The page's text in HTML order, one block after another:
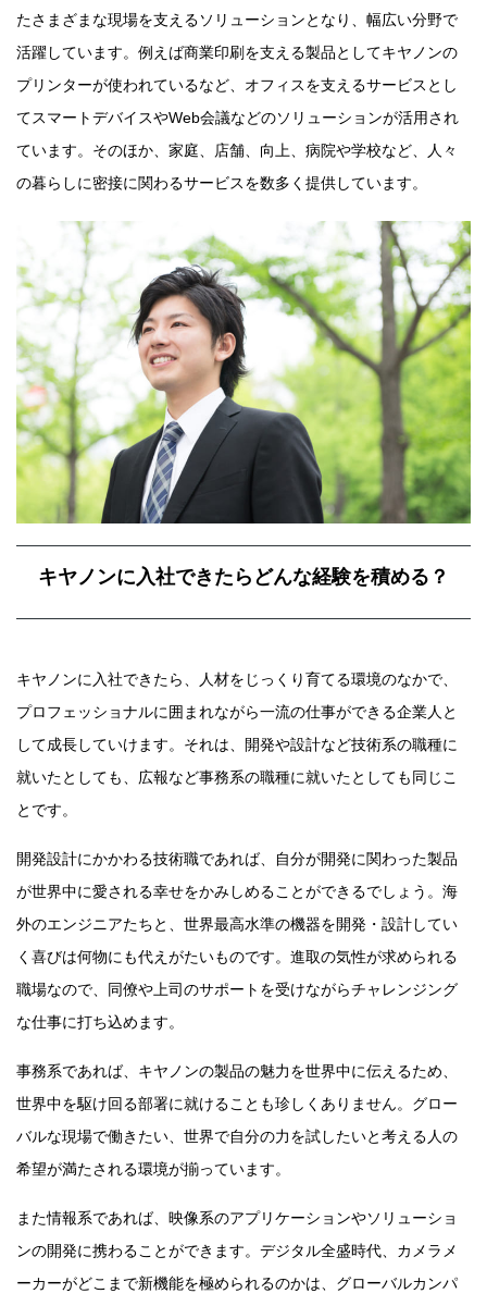
たさまざまな現場を支えるソリューションとなり、幅広い分野で
活躍しています。例えば商業印刷を支える製品としてキヤノンの
プリンターが使われているなど、オフィスを支えるサービスとし
てスマートデバイスやWeb会議などのソリューションが活用され
ています。そのほか、家庭、店舗、向上、病院や学校など、人々
の暮らしに密接に関わるサービスを数多く提供しています。
キヤノンに入社できたらどんな経験を積める？
キヤノンに入社できたら、人材をじっくり育てる環境のなかで、
プロフェッショナルに囲まれながら一流の仕事ができる企業人と
して成長していけます。それは、開発や設計など技術系の職種に
就いたとしても、広報など事務系の職種に就いたとしても同じこ
とです。
開発設計にかかわる技術職であれば、自分が開発に関わった製品
が世界中に愛される幸せをかみしめることができるでしょう。海
外のエンジニアたちと、世界最高水準の機器を開発・設計してい
く喜びは何物にも代えがたいものです。進取の気性が求められる
職場なので、同僚や上司のサポートを受けながらチャレンジング
な仕事に打ち込めます。
事務系であれば、キヤノンの製品の魅力を世界中に伝えるため、
世界中を駆け回る部署に就けることも珍しくありません。グロー
バルな現場で働きたい、世界で自分の力を試したいと考える人の
希望が満たされる環境が揃っています。
また情報系であれば、映像系のアプリケーションやソリューショ
ンの開発に携わることができます。デジタル全盛時代、カメラメ
ーカーがどこまで新機能を極められるのかは、グローバルカンパ